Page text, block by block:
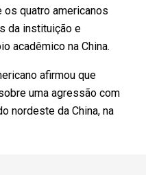
os quatro americanos
da instituição e
acadêmico na China.
afirmou que
uma agressão com
nordeste da China, na